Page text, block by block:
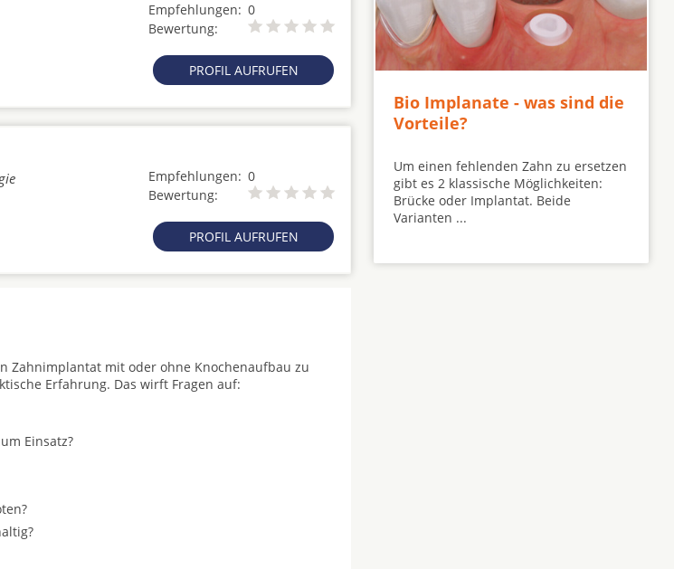
Empfehlungen: 0
Bewertung:
PROFIL AUFRUFEN
Empfehlungen: 0
Bewertung:
PROFIL AUFRUFEN
Zahnimplantat mit oder ohne Knochenaufbau zu
Erfahrung. Das wirft Fragen auf:
Einsatz?
Bio Implanate - was sind die
Vorteile?
Um einen fehlenden Zahn zu ersetzen
gibt es 2 klassische Möglichkeiten:
Brücke oder Implantat. Beide
Varianten ...